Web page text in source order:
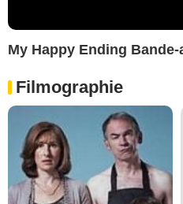
My Happy Ending
Filmographie